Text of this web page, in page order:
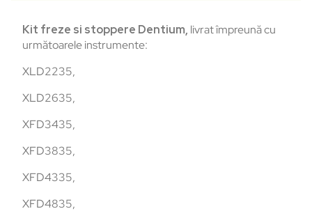
Kit freze si stoppere Dentium, livrat împreună cu
următoarele instrumente:
XLD2235,
XLD2635,
XFD3435,
XFD3835,
XFD4335,
XFD4835,